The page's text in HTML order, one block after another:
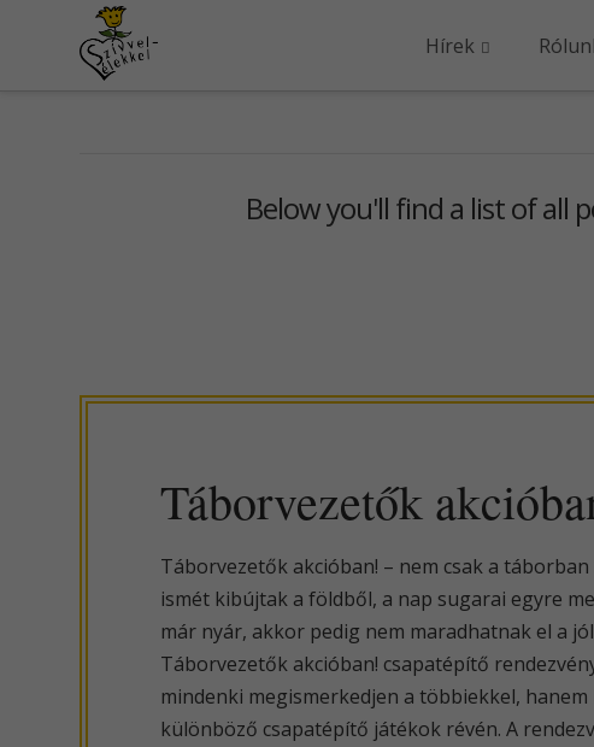
Hírek
Below you'll find a list of all
Táborvezetők
Táborvezetők akcióban! – nem csak a
ismét kibújtak a földből, a nap sugarai egyre
már nyár, akkor pedig nem maradhatnak el a
Táborvezetők akcióban! csapatépítő
mindenki megismerkedjen a többiekkel,
különböző csapatépítő játékok révén. A